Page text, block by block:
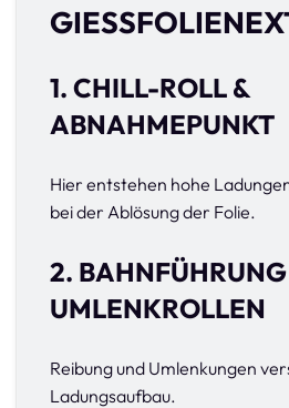
1. CHILL-ROLL &
ABNAHMEPUNKT
Hier entstehen hohe
bei der Ablösung der Folie.
2.
UMLENKROLLEN
Reibung und Umlenkungen
Ladungsaufbau.